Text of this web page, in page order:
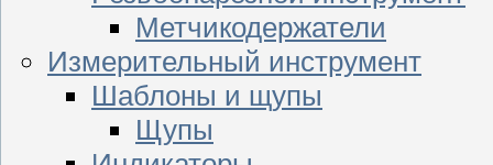
Метчикодержатели
Измерительный инструмент
Шаблоны и щупы
Щупы